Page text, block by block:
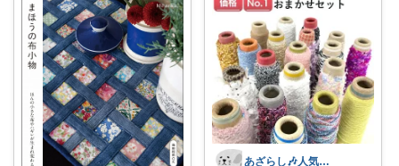
あざらし🎶人気商品はこちら🔍